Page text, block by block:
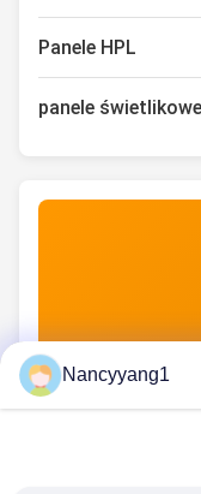
Panele HPL
panele
Nancyyang1